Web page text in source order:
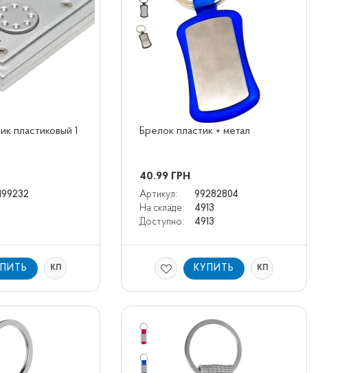
пластиковый 1
КП
Брелок пластик + метал
40.99 ГРН
Артикул:
99282804
На складе:
4913
Доступно:
4913
КУПИТЬ КП